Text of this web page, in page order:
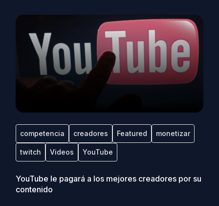
competencia creadores Featured monetizar
twitch Videos YouTube
YouTube le pagará a los mejores creadores por su
contenido